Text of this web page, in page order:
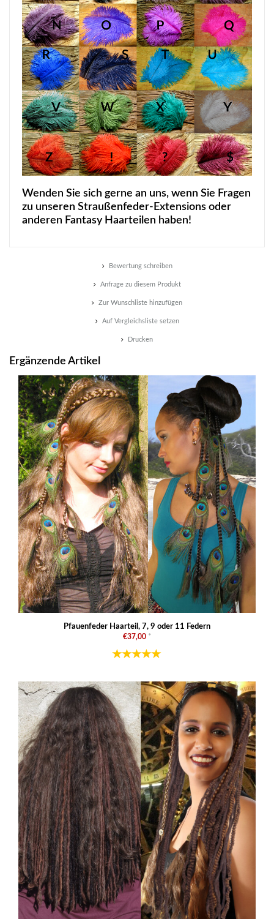
Wenden Sie sich gerne an uns, wenn Sie Fragen
zu unseren Straußenfeder-Extensions oder
anderen Fantasy Haarteilen haben!
Bewertung schreiben
Anfrage zu diesem Produkt
Zur Wunschliste hinzufügen
Auf Vergleichsliste setzen
Drucken
Ergänzende Artikel
Pfauenfeder Haarteil, 7, 9 oder 11 Federn
€37,00 *